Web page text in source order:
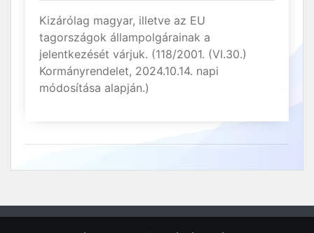
Kizárólag magyar, illetve az EU
tagországok állampolgárainak a
jelentkezését várjuk. (118/2001. (VI.30.)
Kormányrendelet, 2024.10.14. napi
módosítása alapján.)